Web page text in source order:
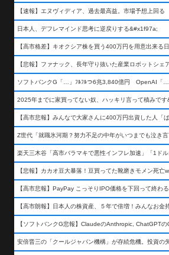
【速報】エヌヴィディア、過去最高益。市場予想上回
日本人、デフレマインド思考に逆戻りする&#x1f97a;
ソフトバンクG「…」ﾌﾙﾌﾙつ6兆3,840億円 OpenAI「…
【悲報】カカオ豆大暴落！豆買ってた靴磨きモメン死亡
【高市悲報】PayPay こっそりIPO価格を下回って終わる
【高市朗報】日本人の株資産、５年で倍増！みんなお金